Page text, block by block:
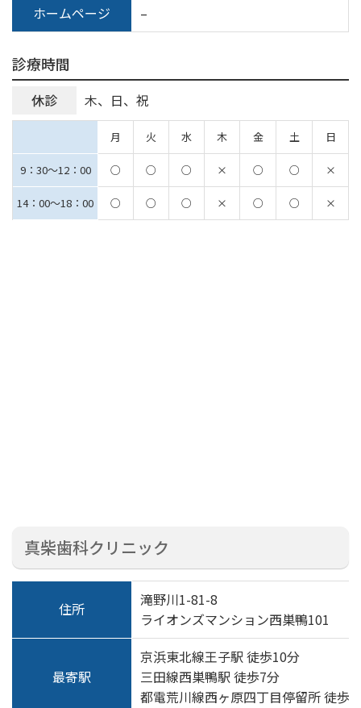
ホームページ
–
診療時間
休診 木、日、祝
月 火 水 木 金 土 日
9：30～12：00 ○ ○ ○ × ○ ○ ×
14：00～18：00 ○ ○ ○ × ○ ○ ×
真柴歯科クリニック
住所
滝野川1-81-8
ライオンズマンション西巣鴨101
最寄駅
京浜東北線王子駅 徒歩10分
三田線西巣鴨駅 徒歩7分
都電荒川線西ヶ原四丁目停留所 徒歩3